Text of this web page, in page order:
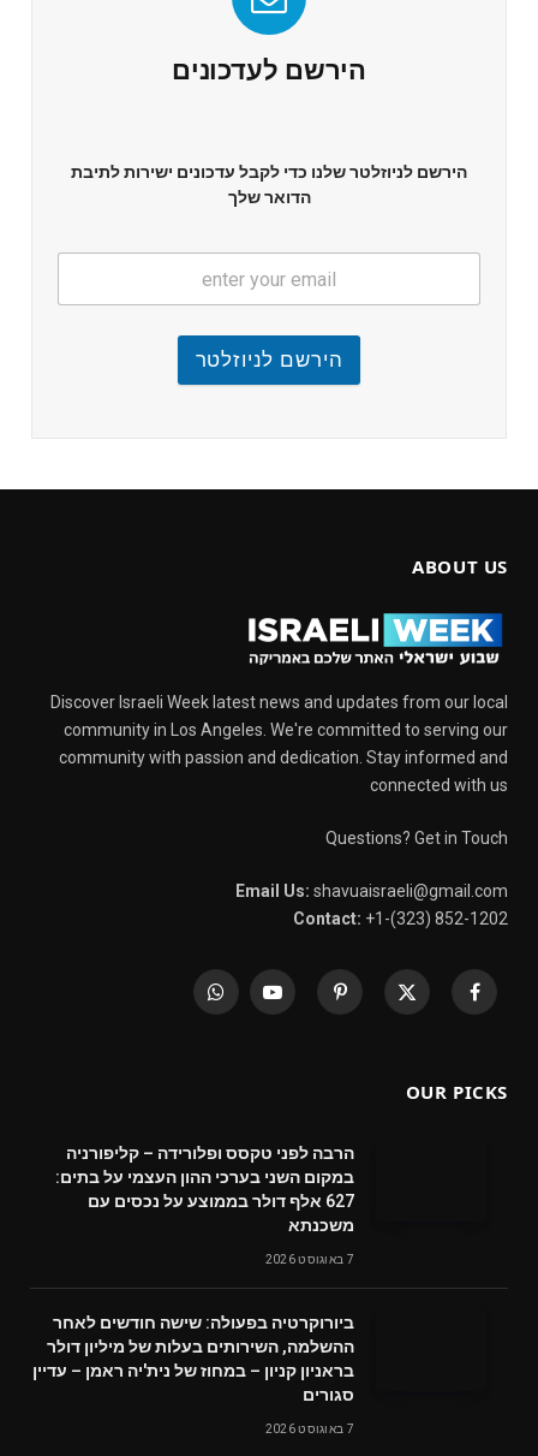
הירשם לעדכונים
הירשם לניוזלטר שלנו כדי לקבל עדכונים ישירות לתיבת
הדואר שלך
הירשם לניוזלטר
ABOUT US
Discover Israeli Week latest news and updates from our local
community in Los Angeles. We're committed to serving our
community with passion and dedication. Stay informed and
connected with us
Questions? Get in Touch
Email Us: shavuaisraeli@gmail.com
Contact: +1-(323) 852-1202
Facebook
X
Pinterest
YouTube
WhatsApp
OUR PICKS
הרבה לפני טקסס ופלורידה – קליפורניה
במקום השני בערכי ההון העצמי על בתים:
627 אלף דולר בממוצע על נכסים עם
משכנתא
7 באוגוסט 2026
ביורוקרטיה בפעולה: שישה חודשים לאחר
ההשלמה, השירותים בעלות של מיליון דולר
בראניון קניון – במחוז של נית'יה ראמן – עדיין
סגורים
7 באוגוסט 2026